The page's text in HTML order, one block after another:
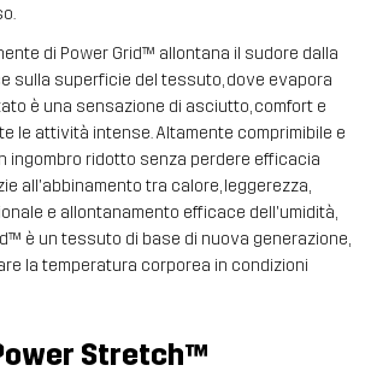
di Power Grid™ allontana il sudore dalla
sulla superficie del tessuto, dove evapora
è una sensazione di asciutto, comfort e
le attività intense. Altamente comprimibile e
ingombro ridotto senza perdere efficacia
all'abbinamento tra calore, leggerezza,
e allontanamento efficace dell'umidità,
è un tessuto di base di nuova generazione,
la temperatura corporea in condizioni
Stretch™